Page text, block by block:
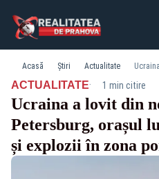
Acasă Știri Actualitate
ACTUALITATE· 1 min citire
Ucraina a lovit din
Petersburg, orașul
și explozii în zona